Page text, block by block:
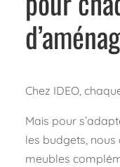
Chez IDEO,
Mais pour
les budgets,
meubles